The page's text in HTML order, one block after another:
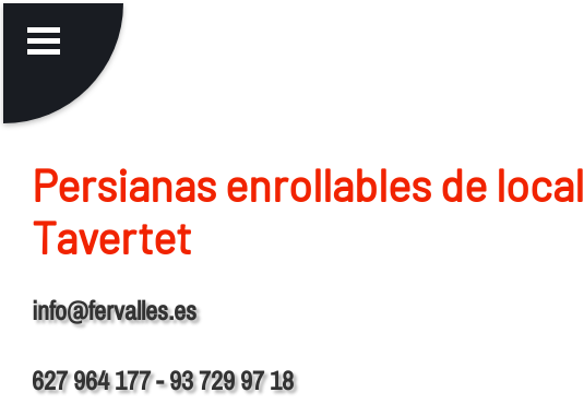
Persianas enrollables de local
Tavertet
info@fervalles.es
627 964 177 - 93 729 97 18